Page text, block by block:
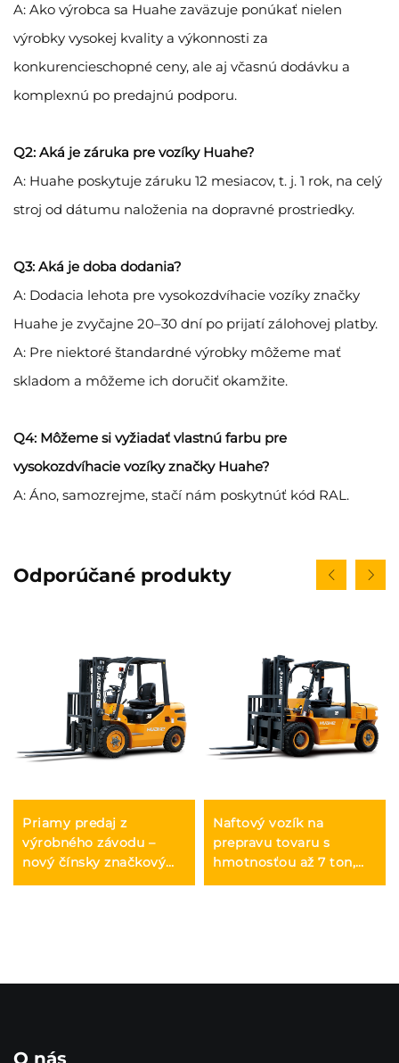
A: Ako výrobca sa Huahe zaväzuje ponúkať nielen
výrobky vysokej kvality a výkonnosti za
konkurencieschopné ceny, ale aj včasnú dodávku a
komplexnú po predajnú podporu.
Q2: Aká je záruka pre vozíky Huahe?
A: Huahe poskytuje záruku 12 mesiacov, t. j. 1 rok, na celý
stroj od dátumu naloženia na dopravné prostriedky.
Q3: Aká je doba dodania?
A: Dodacia lehota pre vysokozdvíhacie vozíky značky
Huahe je zvyčajne 20–30 dní po prijatí zálohovej platby.
A: Pre niektoré štandardné výrobky môžeme mať
skladom a môžeme ich doručiť okamžite.
Q4: Môžeme si vyžiadať vlastnú farbu pre
vysokozdvíhacie vozíky značky Huahe?
A: Áno, samozrejme, stačí nám poskytnúť kód RAL.
Odporúčané produkty
Priamy predaj z
výrobného závodu –
nový čínsky značkový
vozík HUAHE z roku
Naftový vozík na
prepravu tovaru s
hmotnosťou až 7 ton,
jednoduchý ovládacia